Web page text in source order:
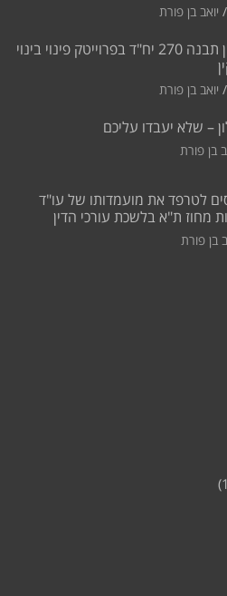
יואב בן פורת
חברת אורון נדל"ן תבנה 270 יח"ד בפרוייטק פינוי בינוי
יואב בן פורת
– שלא יעבדו עליכם
בן פורת
לטרפד את מועמדותו של עו"ד
מחוז ת"א בלשכת עורכי הדין
בן פורת